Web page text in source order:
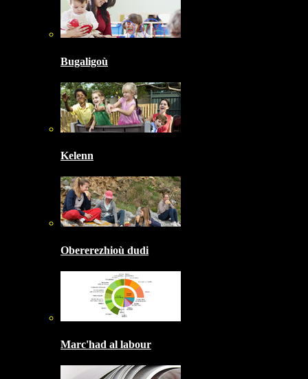
Bugaligoù
Kelenn
Obererezhioù dudi
Marc'had al labour